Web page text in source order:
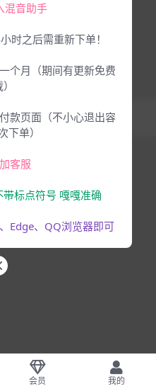
人服务- All rights reserved
乐制作
会员 我的
混音助手
时之后需重新下单！
个月（期间有更新免费
款页面（不小心退出容
下单）
客服
标点符号 嘎嘎准确
Edge、QQ浏览器即可